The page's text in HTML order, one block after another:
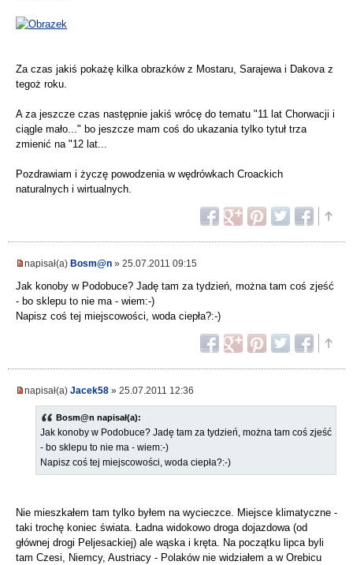
Za czas jakiś pokażę kilka obrazków z Mostaru, Sarajewa i Dakova z
tegoż roku.
A za jeszcze czas następnie jakiś wrócę do tematu "11 lat Chorwacji i
ciągle mało..." bo jeszcze mam coś do ukazania tylko tytuł trza
zmienić na "12 lat...
Pozdrawiam i życzę powodzenia w wędrówkach Croackich
naturalnych i wirtualnych.
napisał(a) Bosm@n » 25.07.2011 09:15
Jak konoby w Podobuce? Jadę tam za tydzień, można tam coś zjeść
- bo sklepu to nie ma - wiem:-)
Napisz coś tej miejscowości, woda ciepła?:-)
napisał(a) Jacek58 » 25.07.2011 12:36
Bosm@n napisał(a):
Jak konoby w Podobuce? Jadę tam za tydzień, można tam coś zjeść
- bo sklepu to nie ma - wiem:-)
Napisz coś tej miejscowości, woda ciepła?:-)
Nie mieszkałem tam tylko byłem na wycieczce. Miejsce klimatyczne -
taki trochę koniec świata. Ładna widokowo droga dojazdowa (od
głównej drogi Peljesackiej) ale wąska i kręta. Na początku lipca byli
tam Czesi, Niemcy, Austriacy - Polaków nie widziałem a w Orebicu